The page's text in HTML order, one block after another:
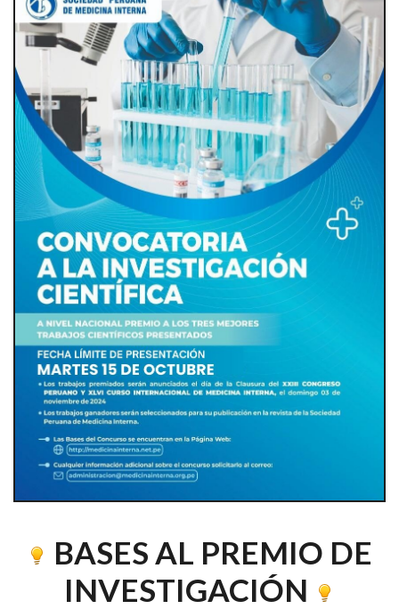
BASES AL PREMIO DE
INVESTIGACIÓN